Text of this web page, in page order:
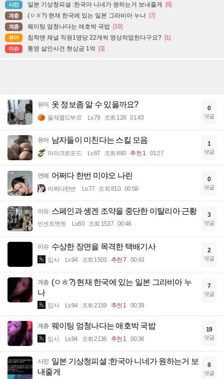
사진 일본 기상청피셜 :한국아 니네가 원하는거 보내줄게 [8]
계층 (ㅇㅎ?) 현재 한국에 있는 일본 그라비아 누나 [7]
계층 웨이팅 엄청나다는 애호박 국밥 [19]
유머 침착맨 채널 직원1명당 22개씩 영상작업한다구요? [1]
이슈 통영 살인사건 현상금 1억 [3]
유머 옷 정보좀 알 수 있을까요?
돌체콜드부르 Lv.79 조회 126 01:43
0
댓글
유머 남자들이 미친다는 스킬 모음
라라크로포드 Lv.87 조회 880 추천 1 01:27
1
댓글
연예 어쩌다 한번 미야오 나린
어쩌다한번 Lv.77 조회 810 00:58
0
댓글
이슈 스페인과 솅겐 조약을 중단한 이탈리아 근황
빈센트멧젠 Lv.60 조회 1537 00:46
3
댓글
이슈 수상한 장면을 목격한 택배기사
입사 Lv.94 조회 1503 추천 7 00:43
2
댓글
계층 (ㅇㅎ?) 현재 한국에 있는 일본 그라비아 누
나
입사 Lv.94 조회 2159 추천 1 00:39
7
댓글
계층 웨이팅 엄청나다는 애호박 국밥
입사 Lv.94 조회 2136 추천 1 00:36
19
댓글
사진 일본 기상청피셜 :한국아 니네가 원하는거 보
내줄게
8
댓글